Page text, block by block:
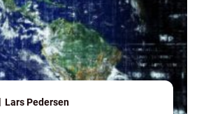
Lars Pedersen